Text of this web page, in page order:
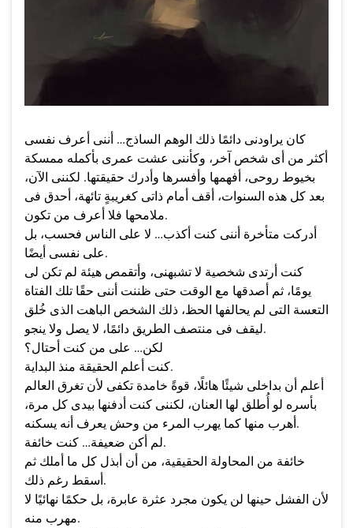
كان يراودنى دائمًا ذلك الوهم الساذج… أننى أعرف نفسى
أكثر من أى شخص آخر، وكأننى عشت عمرى بأكمله ممسكة
بخيوط روحى، أفهمها وأفسرها وأدرك حقيقتها. لكننى الآن،
بعد كل هذه السنوات، أقف أمام ذاتى كغريبةٍ تائهة، أحدق فى
ملامحها فلا أعرف من تكون.
أدركت متأخرة أننى كنت أكذب… لا على الناس فحسب، بل
على نفسى أيضًا.
كنت أرتدى شخصية لا تشبهنى، وأتقمص هيئة لم تكن لى
يومًا، ثم أصدقها مع الوقت حتى ظننت أننى حقًا تلك الفتاة
التعسة التى لم يحالفها الحظ، ذلك الشخص الباهت الذى خُلق
ليقف فى منتصف الطريق دائمًا، لا يصل ولا ينجو.
لكن… على من كنت أحتال؟
كنت أعلم الحقيقة منذ البداية.
أعلم أن بداخلى شيئًا هائلًا، قوةً خامدة تكفى لأن تغرق العالم
بأسره لو أُطلق لها العنان، لكننى كنت أدفنها بيدى كل مرة،
أهرب منها كما يهرب المرء من وحش يعرف أنه يسكنه.
لم أكن ضعيفة… كنت خائفة.
خائفة من المحاولة الحقيقية، من أن أبذل كل ما أملك ثم
أسقط رغم ذلك.
لأن الفشل حينها لن يكون مجرد عثرة عابرة، بل حكمًا نهائيًا لا
مهرب منه.